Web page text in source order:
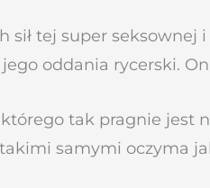
sił tej super
oddania rycerski.
tak pragnie jest
samymi oczyma